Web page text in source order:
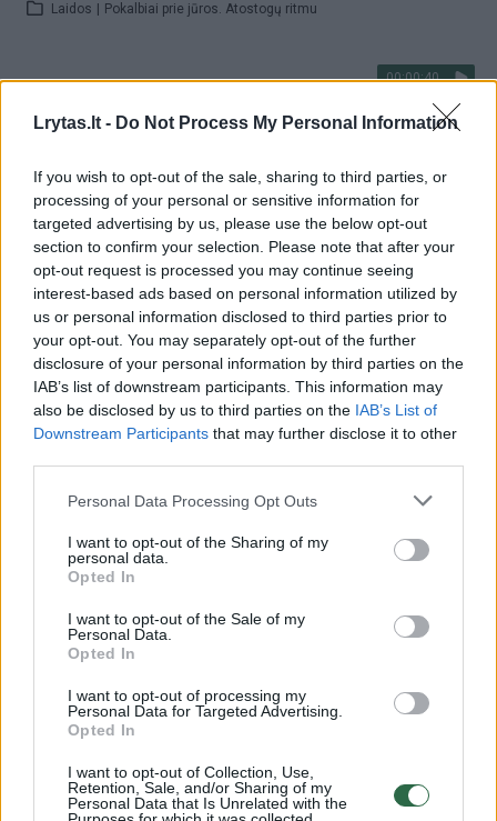
Lrytas.lt - Do Not Process My Personal Information
If you wish to opt-out of the sale, sharing to third parties, or
processing of your personal or sensitive information for
targeted advertising by us, please use the below opt-out
section to confirm your selection. Please note that after your
opt-out request is processed you may continue seeing
interest-based ads based on personal information utilized by
us or personal information disclosed to third parties prior to
your opt-out. You may separately opt-out of the further
disclosure of your personal information by third parties on the
IAB’s list of downstream participants. This information may
also be disclosed by us to third parties on the IAB’s List of
Downstream Participants that may further disclose it to other
Personal Data Processing Opt Outs
I want to opt-out of the Sharing of my
personal data.
Opted In
I want to opt-out of the Sale of my
Personal Data.
Opted In
I want to opt-out of processing my
Personal Data for Targeted Advertising.
Opted In
I want to opt-out of Collection, Use,
Retention, Sale, and/or Sharing of my
Personal Data that Is Unrelated with the
Laidos Pokalbiai prie jūros. Atostogų ritmu
00:00:40
Dronai Vokietijoje kelia vis daugiau klausimų: du
pastebėti virš karinės bazės
Visi įrašai
Žiūrimiausi įrašai
00:00:30
Vaizdai iš tragiškos avarijos Vilniaus r.: dviejų moterų ir
vaiko gyvybių išgelbėti nepavyko
Žinios | Lietuvos diena
00:00:57
Savaitės vidurys nusimato karštas: temperatūra kils iki
32 laipsnių šilumos
Žinios Orai
V. Zalužno pasisakymą laiko bandymu įsitvirtinti
Ukrainos politikoje: jis yra neteisus